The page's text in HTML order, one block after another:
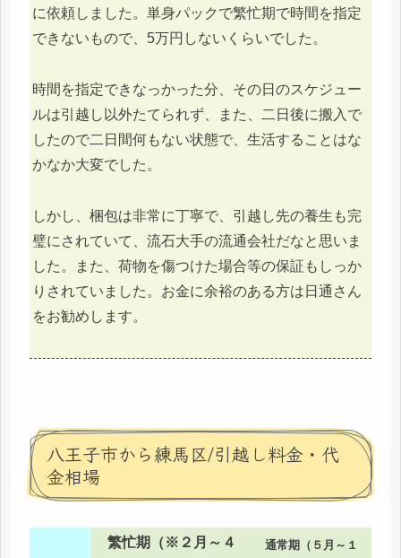
に依頼しました。単身パックで繁忙期で時間を指定
できないもので、5万円しないくらいでした。
時間を指定できなっかった分、その日のスケジュー
ルは引越し以外たてられず、また、二日後に搬入で
したので二日間何もない状態で、生活することはな
かなか大変でした。
しかし、梱包は非常に丁寧で、引越し先の養生も完
璧にされていて、流石大手の流通会社だなと思いま
した。また、荷物を傷つけた場合等の保証もしっか
りされていました。お金に余裕のある方は日通さん
をお勧めします。
八王子市から練馬区/引越し料金・代
金相場
繁忙期（※２月～４
通常期（５月～１